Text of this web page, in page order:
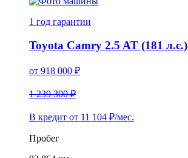
1 год гарантии
Toyota Camry 2.5 AT (181 л.с.)
от 918 000 ₽
1 239 300 ₽
В кредит от 11 104 ₽/мес.
Пробег